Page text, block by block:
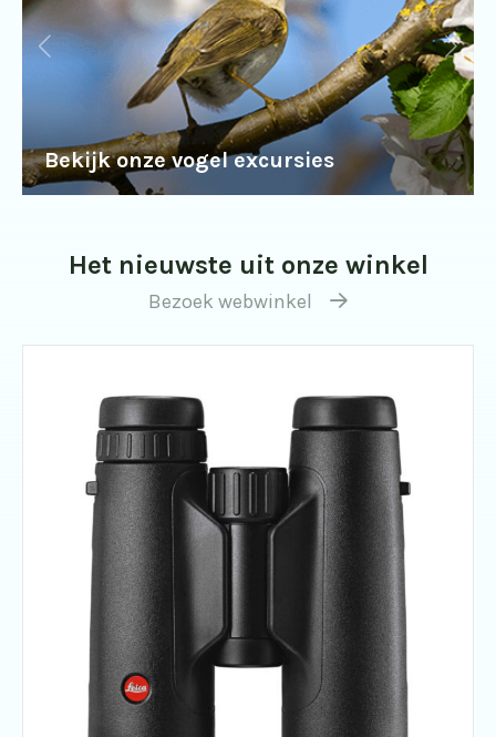
Bekijk onze vogel excursies
Het nieuwste uit onze winkel
Bezoek webwinkel